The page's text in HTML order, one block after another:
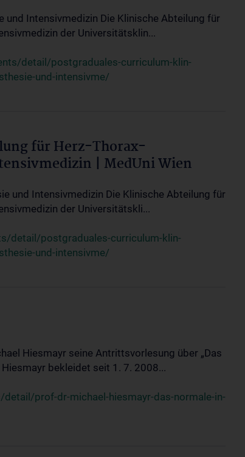
und Intensivmedizin Die Klinische Abteilung für
der Universitätsklin...
detail/postgraduales-curriculum-klin-
und-intensivme/
für Herz-Thorax-
| MedUni Wien
und Intensivmedizin Die Klinische Abteilung für
der Universitätskli...
detail/postgraduales-curriculum-klin-
und-intensivme/
Hiesmayr seine Antrittsvorlesung über „Das
bekleidet seit 1. 7. 2008...
prof-dr-michael-hiesmayr-das-normale-in-